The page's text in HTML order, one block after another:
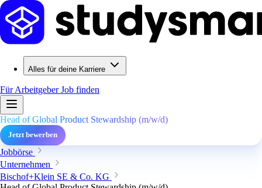
Alles für deine Karriere
Für ArbeitgeberJob finden
Head of Global Product Stewardship (m/w/d)
Jetzt bewerben
Jobbörse
Unternehmen
Bischof+Klein SE & Co. KG